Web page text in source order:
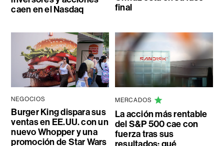
caen en el Nasdaq
final
NEGOCIOS
Burger King dispara sus
ventas en EE.UU. con un
nuevo Whopper y una
promoción de Star Wars
MERCADOS
La acción más rentable
del S&P 500 cae con
fuerza tras sus
resultados: qué